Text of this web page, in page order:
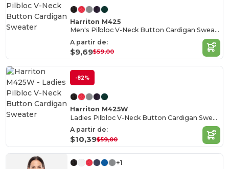
Harriton M425
Men's Pilbloc V-Neck Button Cardigan Sweater
A partir de:
$9,69$59,00
-82%
Harriton M425W
Ladies Pilbloc V-Neck Button Cardigan Sweater
A partir de:
$10,39$59,00
+1